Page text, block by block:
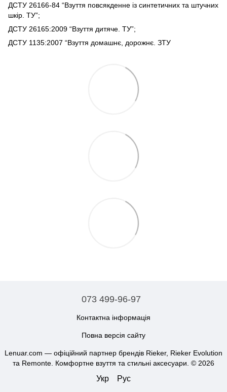
ДСТУ 26166-84 “Взуття повсякденне із синтетичних та штучних
шкір. ТУ”;
ДСТУ 26165:2009 “Взуття дитяче. ТУ”;
ДСТУ 1135:2007 “Взуття домашнє, дорожнє. ЗТУ
073 499-96-97
Контактна інформація
Повна версія сайту
Lenuar.com — офіційний партнер брендів Rieker, Rieker Evolution
та Remonte. Комфортне взуття та стильні аксесуари. © 2026
Укр Рус